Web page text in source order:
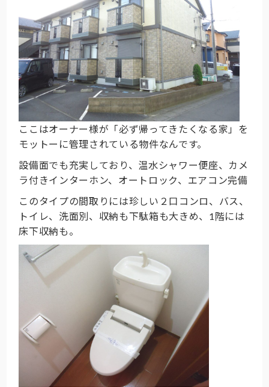
ここはオーナー様が「必ず帰ってきたくなる家」を
モットーに管理されている物件なんです。
設備面でも充実しており、温水シャワー便座、カメ
ラ付きインターホン、オートロック、エアコン完備
このタイプの間取りには珍しい２口コンロ、バス、
トイレ、洗面別、収納も下駄箱も大きめ、1階には
床下収納も。